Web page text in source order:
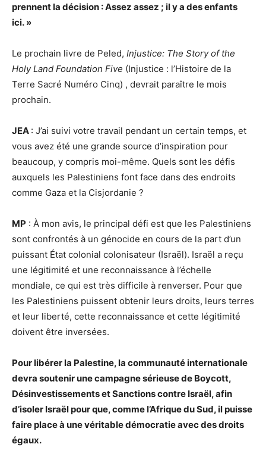
prennent la décision : Assez assez ; il y a des enfants
ici. »
Le prochain livre de Peled, Injustice: The Story of the
Holy Land Foundation Five (Injustice : l’Histoire de la
Terre Sacré Numéro Cinq) , devrait paraître le mois
prochain.
JEA : J’ai suivi votre travail pendant un certain temps, et
vous avez été une grande source d’inspiration pour
beaucoup, y compris moi-même. Quels sont les défis
auxquels les Palestiniens font face dans des endroits
comme Gaza et la Cisjordanie ?
MP : À mon avis, le principal défi est que les Palestiniens
sont confrontés à un génocide en cours de la part d’un
puissant État colonial colonisateur (Israël). Israël a reçu
une légitimité et une reconnaissance à l’échelle
mondiale, ce qui est très difficile à renverser. Pour que
les Palestiniens puissent obtenir leurs droits, leurs terres
et leur liberté, cette reconnaissance et cette légitimité
doivent être inversées.
Pour libérer la Palestine, la communauté internationale
devra soutenir une campagne sérieuse de Boycott,
Désinvestissements et Sanctions contre Israël, afin
d’isoler Israël pour que, comme l’Afrique du Sud, il puisse
faire place à une véritable démocratie avec des droits
égaux.